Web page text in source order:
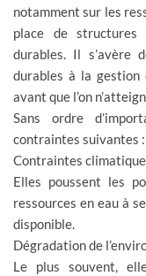
notamment sur les
place de
durables. Il s’avère
durables à la gestion
avant que l’on
Sans ordre
contraintes suivantes :
Contraintes
Elles poussent les
ressources en eau à
disponible.
Dégradation de
Le plus souvent,